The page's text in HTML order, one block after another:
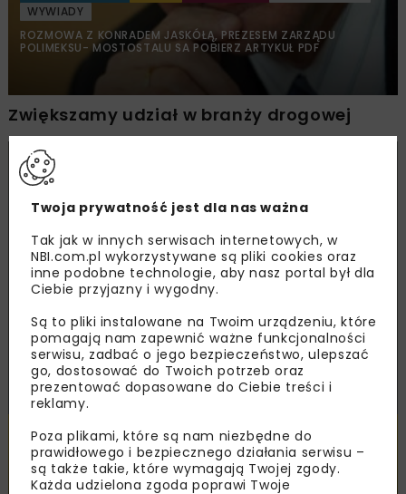
WYWIADY
ROZMOWA Z KONRADEM JASKÓŁĄ, PREZESEM ZARZĄDU
POLIMEKSU- MOSTOSTALU SA POBIERZ ARTYKUŁ PDF
Zwiększamy udział w branży drogowej
BUDOWNICTWO
ARCHIWUM NBI
WYWIADY
ROZMOWA Z JEGO MAGNIFICENCJĄ REKTOREM AGH PROF. DR.
HAB. INŻ. ANTONIM TAJDUSIEM POBIERZ ARTYKUŁ PDF
Twoja prywatność jest dla nas ważna
Tak jak w innych serwisach internetowych, w
NBI.com.pl wykorzystywane są pliki cookies oraz
inne podobne technologie, aby nasz portal był dla
Ciebie przyjazny i wygodny.
Są to pliki instalowane na Twoim urządzeniu, które
pomagają nam zapewnić ważne funkcjonalności
serwisu, zadbać o jego bezpieczeństwo, ulepszać
go, dostosować do Twoich potrzeb oraz
prezentować dopasowane do Ciebie treści i
reklamy.
Poza plikami, które są nam niezbędne do
prawidłowego i bezpiecznego działania serwisu –
są także takie, które wymagają Twojej zgody.
Każda udzielona zgoda poprawi Twoje